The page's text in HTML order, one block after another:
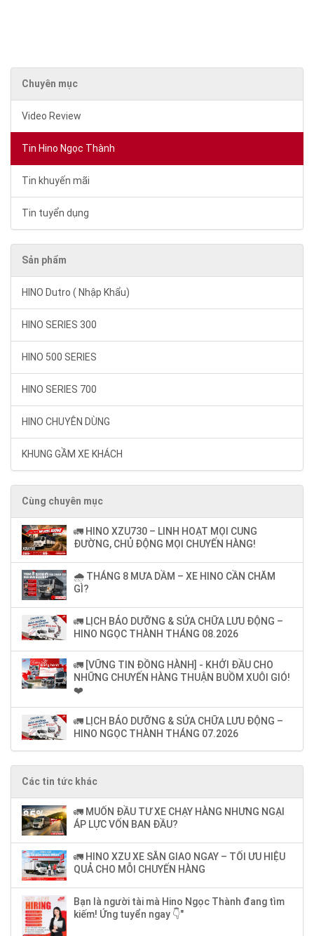
Chuyên mục
Video Review
Tin Hino Ngọc Thành
Tin khuyến mãi
Tin tuyển dụng
Sản phẩm
HINO Dutro ( Nhập Khẩu)
HINO SERIES 300
HINO 500 SERIES
HINO SERIES 700
HINO CHUYÊN DÙNG
KHUNG GẦM XE KHÁCH
Cùng chuyên mục
🚛 HINO XZU730 – LINH HOẠT MỌI CUNG
ĐƯỜNG, CHỦ ĐỘNG MỌI CHUYẾN HÀNG!
🌧️ THÁNG 8 MƯA DẦM – XE HINO CẦN CHĂM
GÌ?
🚛 LỊCH BẢO DƯỠNG & SỬA CHỮA LƯU ĐỘNG –
HINO NGỌC THÀNH THÁNG 08.2026
🚛 [VỮNG TIN ĐỒNG HÀNH] - KHỞI ĐẦU CHO
NHỮNG CHUYẾN HÀNG THUẬN BUỒM XUÔI GIÓ!
❤️
🚛 LỊCH BẢO DƯỠNG & SỬA CHỮA LƯU ĐỘNG –
HINO NGỌC THÀNH THÁNG 07.2026
Các tin tức khác
🚛 MUỐN ĐẦU TƯ XE CHẠY HÀNG NHƯNG NGẠI
ÁP LỰC VỐN BAN ĐẦU?
🚛 HINO XZU XE SẴN GIAO NGAY – TỐI ƯU HIỆU
QUẢ CHO MỖI CHUYẾN HÀNG
Bạn là người tài mà Hino Ngọc Thành đang tìm
kiếm! Ứng tuyển ngay 👇"